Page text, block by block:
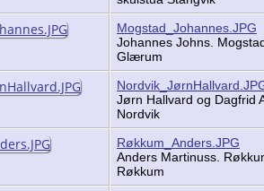
Mogstad_Johannes.JPG
Johannes Johns.
Glærum
Jørn Hallvard og Dagfrid
Nordvik
Røkkum_Anders.JPG
Anders Martinuss.
Røkkum